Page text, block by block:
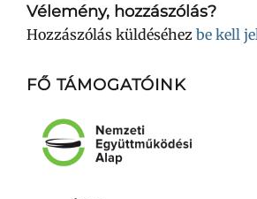
Vélemény, hozzászólás?
Hozzászólás küldéséhez be kell
FŐ TÁMOGATÓINK